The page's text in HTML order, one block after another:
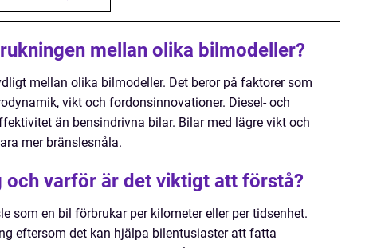
mellan olika bilmodeller?
mellan olika bilmodeller. Det beror på faktorer som
vikt och fordonsinnovationer. Diesel- och
än bensindrivna bilar. Bilar med lägre vikt och
mer bränslesnåla.
och varför är det viktigt att förstå?
som en bil förbrukar per kilometer eller per tidsenhet.
eftersom det kan hjälpa bilentusiaster att fatta